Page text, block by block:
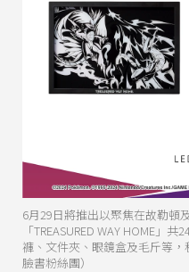
6月29日將推出以聚焦在故勒頓
「TREASURED WAY HOME」
褲、文件夾、眼鏡盒及毛斤等
臉書粉絲團）